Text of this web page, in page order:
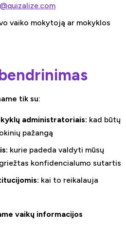
vaiko mokytoją ar mokyklos
tik su:
administratoriais: kad būtų
pažangą
kurie padeda valdyti mūsų
konfidencialumo sutartis
kai to reikalauja
vaikų informacijos